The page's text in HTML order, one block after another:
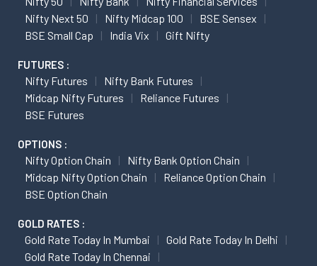
Nifty Next 50
Nifty Midcap 100
BSE Sensex
BSE Small Cap
India Vix Gift Nifty
FUTURES :
Nifty Futures
Nifty Bank Futures
Midcap Nifty Futures
Reliance Futures
BSE Futures
OPTIONS :
Nifty Option Chain
Nifty Bank Option Chain
Midcap Nifty Option Chain
Reliance Option Chain
BSE Option Chain
GOLD RATES :
Gold Rate Today In Mumbai
Gold Rate Today In Delhi
Gold Rate Today In Chennai